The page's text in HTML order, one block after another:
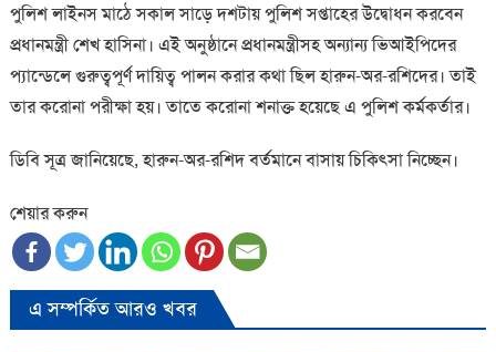
পুলিশ লাইনস মাঠে সকাল সাড়ে দশটায় পুলিশ সপ্তাহের উদ্বোধন করবেন
প্রধানমন্ত্রী শেখ হাসিনা। এই অনুষ্ঠানে প্রধানমন্ত্রীসহ অন্যান্য ভিআইপিদের
প্যান্ডেলে গুরুত্বপূর্ণ দায়িত্ব পালন করার কথা ছিল হারুন-অর-রশিদের। তাই
তার করোনা পরীক্ষা হয়। তাতে করোনা শনাক্ত হয়েছে এ পুলিশ কর্মকর্তার।
ডিবি সূত্র জানিয়েছে, হারুন-অর-রশিদ বর্তমানে বাসায় চিকিৎসা নিচ্ছেন।
শেয়ার করুন
এ সম্পর্কিত আরও খবর